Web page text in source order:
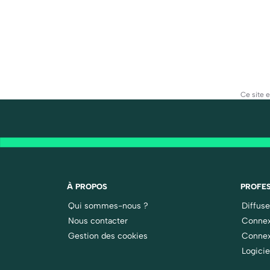
Ce site
À PROPOS
Qui sommes-nous ?
Nous contacter
Gestion des cookies